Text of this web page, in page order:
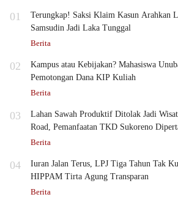
01
Terungkap! Saksi Klaim Kasun Arahkan
Samsudin Jadi Laka Tunggal
Berita
02
Kampus atau Kebijakan? Mahasiswa
Pemotongan Dana KIP Kuliah
Berita
03
Lahan Sawah Produktif Ditolak Jadi
Road, Pemanfaatan TKD Sukoreno
Berita
04
Iuran Jalan Terus, LPJ Tiga Tahun Tak
HIPPAM Tirta Agung Transparan
Berita